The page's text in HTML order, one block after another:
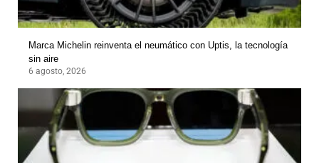
Marca Michelin reinventa el neumático con Uptis, la tecnología
sin aire
6 agosto, 2026